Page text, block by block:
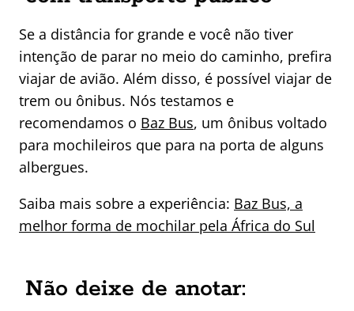
Se a distância for grande e você não tiver
intenção de parar no meio do caminho, prefira
viajar de avião. Além disso, é possível viajar de
trem ou ônibus. Nós testamos e
recomendamos o Baz Bus, um ônibus voltado
para mochileiros que para na porta de alguns
albergues.
Saiba mais sobre a experiência: Baz Bus, a
melhor forma de mochilar pela África do Sul
Não deixe de anotar: